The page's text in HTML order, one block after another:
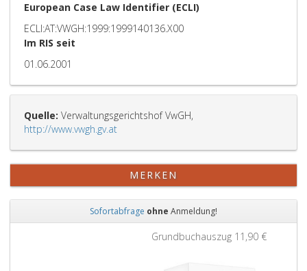
European Case Law Identifier (ECLI)
ECLI:AT:VWGH:1999:1999140136.X00
Im RIS seit
01.06.2001
Quelle: Verwaltungsgerichtshof VwGH,
http://www.vwgh.gv.at
MERKEN
Sofortabfrage ohne Anmeldung!
Grundbuchauszug11,90 €